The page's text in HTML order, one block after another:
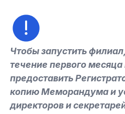
Чтобы запустить
течение первого
предоставить
копию Меморандума и
директоров и